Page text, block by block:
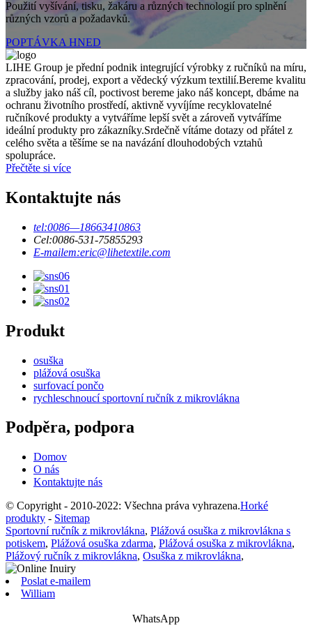
Použití vyšívání, tisku, žakáru a různých technologií pro splnění
různých vzorů a požadavků.
POPTÁVKA HNED
LIHE Group je přední podnik integrující výrobky z ručníků na míru,
zpracování, prodej, export a vědecký výzkum textilií.Bereme kvalitu
a služby jako náš cíl, poctivost bereme jako náš koncept, dbáme na
ochranu životního prostředí, aktivně vyvíjíme recyklovatelné
ručníkové produkty a vytváříme lepší svět a zároveň vytváříme
ideální produkty pro zákazníky.Srdečně vítáme dotazy od přátel z
celého světa a těšíme se na navázání dlouhodobých vztahů
spolupráce.
Přečtěte si více
Kontaktujte nás
tel:0086—18663410863
Cel:0086-531-75855293
E-mailem:eric@lihetextile.com
Produkt
osuška
plážová osuška
surfovací pončo
rychleschnoucí sportovní ručník z mikrovlákna
Podpěra, podpora
Domov
O nás
Kontaktujte nás
© Copyright - 2010-2022: Všechna práva vyhrazena.Horké
produkty - Sitemap
Sportovní ručník z mikrovlákna, Plážová osuška z mikrovlákna s
potiskem, Plážová osuška zdarma, Plážová osuška z mikrovlákna,
Plážový ručník z mikrovlákna, Osuška z mikrovlákna,
Poslat e-mailem
William
WhatsApp